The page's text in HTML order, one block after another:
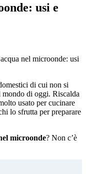
usi e
nel microonde: usi
di cui non si
di oggi. Riscalda
usato per cucinare
lo sfrutta per preparare
microonde? Non c’è